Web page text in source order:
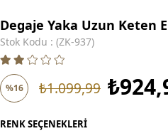
Degaje Yaka Uzun Keten
Stok Kodu (ZK-937)
%16 ₺1.099,99
RENK SEÇENEKLERİ